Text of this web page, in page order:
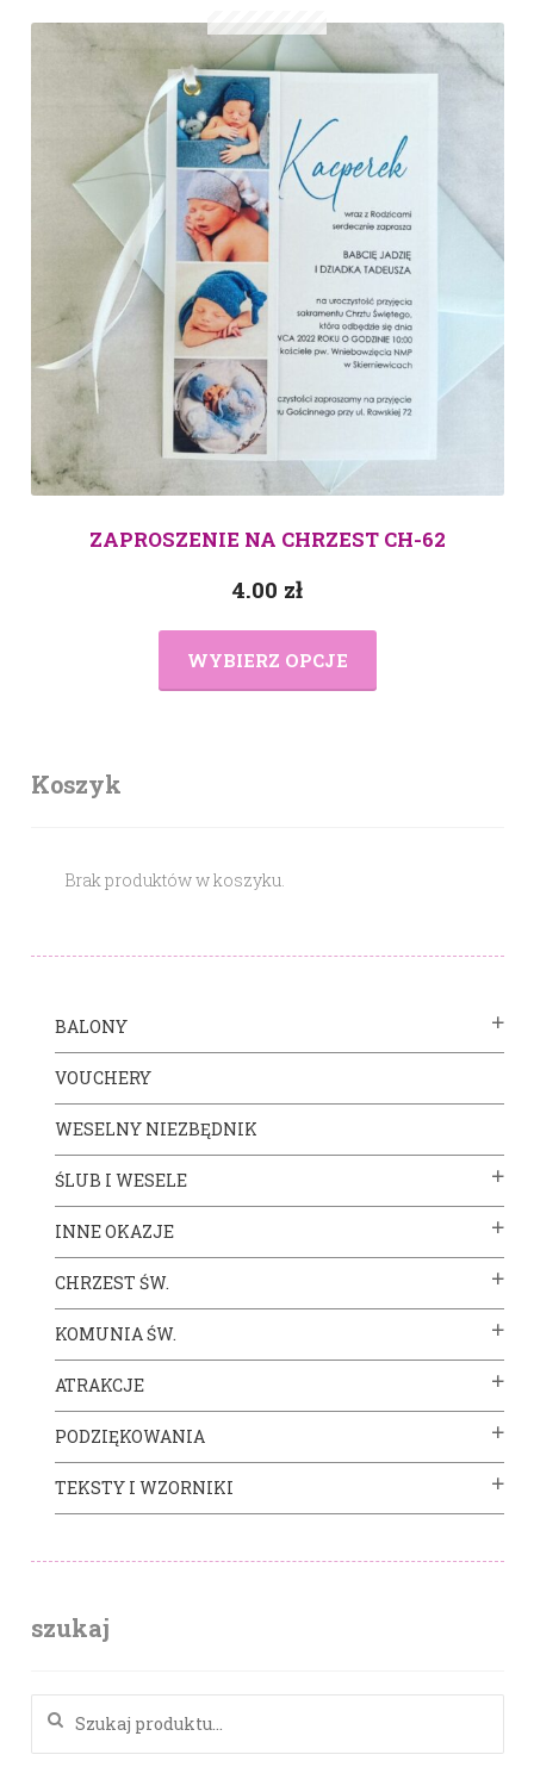
ZAPROSZENIE NA CHRZEST CH-62
4.00 zł
WYBIERZ OPCJE
Koszyk
Brak produktów w koszyku.
BALONY
VOUCHERY
WESELNY NIEZBĘDNIK
ŚLUB I WESELE
INNE OKAZJE
CHRZEST ŚW.
KOMUNIA ŚW.
ATRAKCJE
PODZIĘKOWANIA
TEKSTY I WZORNIKI
szukaj
Szukaj: